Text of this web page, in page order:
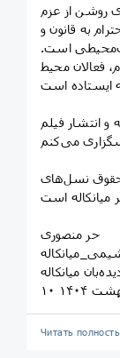
روشن از عزم
به قانون و
است.
فعالان محیط
انتشار فیلم
حقوق نسل‌های
حر منصوری
میانکاله
۱۴۰۴
Читать